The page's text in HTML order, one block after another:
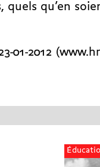
quels qu’en
01-2012